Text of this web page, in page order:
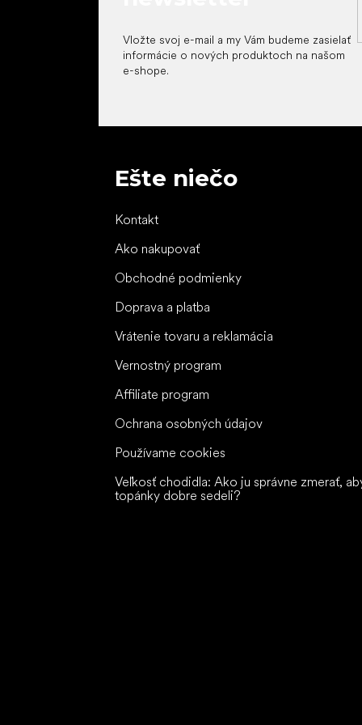
Vložte svoj e-mail a my Vám budeme zasielať
informácie o nových produktoch na našom
e-shope.
Ešte niečo
Kontakt
Ako nakupovať
Obchodné podmienky
Doprava a platba
Vrátenie tovaru a reklamácia
Vernostný program
Affiliate program
Ochrana osobných údajov
Používame cookies
Veľkosť chodidla: Ako ju správne zmerať,
topánky dobre sedeli?